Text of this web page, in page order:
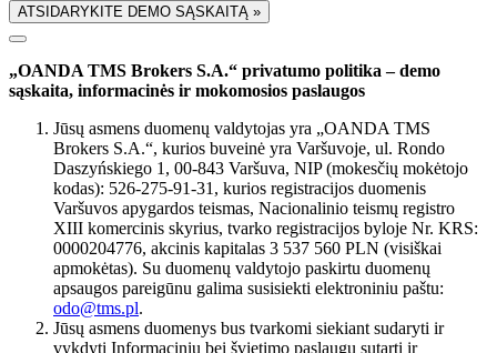
ATSIDARYKITE DEMO SĄSKAITĄ »
„OANDA TMS Brokers S.A.“ privatumo politika – demo
sąskaita, informacinės ir mokomosios paslaugos
Jūsų asmens duomenų valdytojas yra „OANDA TMS
Brokers S.A.“, kurios buveinė yra Varšuvoje, ul. Rondo
Daszyńskiego 1, 00-843 Varšuva, NIP (mokesčių mokėtojo
kodas): 526-275-91-31, kurios registracijos duomenis
Varšuvos apygardos teismas, Nacionalinio teismų registro
XIII komercinis skyrius, tvarko registracijos byloje Nr. KRS:
0000204776, akcinis kapitalas 3 537 560 PLN (visiškai
apmokėtas). Su duomenų valdytojo paskirtu duomenų
apsaugos pareigūnu galima susisiekti elektroniniu paštu:
odo@tms.pl.
Jūsų asmens duomenys bus tvarkomi siekiant sudaryti ir
vykdyti Informacinių bei švietimo paslaugų sutartį ir